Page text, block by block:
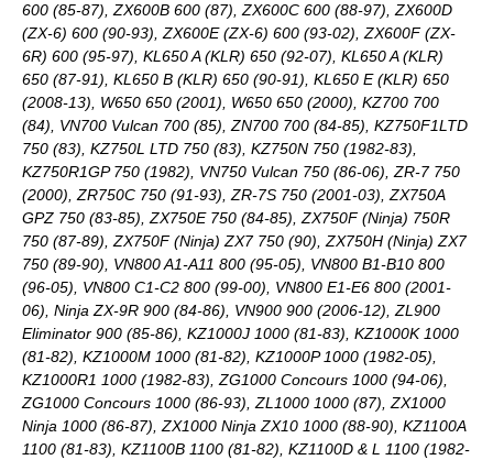
600 (85-87), ZX600B 600 (87), ZX600C 600 (88-97), ZX600D
(ZX-6) 600 (90-93), ZX600E (ZX-6) 600 (93-02), ZX600F (ZX-
6R) 600 (95-97), KL650 A (KLR) 650 (92-07), KL650 A (KLR)
650 (87-91), KL650 B (KLR) 650 (90-91), KL650 E (KLR) 650
(2008-13), W650 650 (2001), W650 650 (2000), KZ700 700
(84), VN700 Vulcan 700 (85), ZN700 700 (84-85), KZ750F1LTD
750 (83), KZ750L LTD 750 (83), KZ750N 750 (1982-83),
KZ750R1GP 750 (1982), VN750 Vulcan 750 (86-06), ZR-7 750
(2000), ZR750C 750 (91-93), ZR-7S 750 (2001-03), ZX750A
GPZ 750 (83-85), ZX750E 750 (84-85), ZX750F (Ninja) 750R
750 (87-89), ZX750F (Ninja) ZX7 750 (90), ZX750H (Ninja) ZX7
750 (89-90), VN800 A1-A11 800 (95-05), VN800 B1-B10 800
(96-05), VN800 C1-C2 800 (99-00), VN800 E1-E6 800 (2001-
06), Ninja ZX-9R 900 (84-86), VN900 900 (2006-12), ZL900
Eliminator 900 (85-86), KZ1000J 1000 (81-83), KZ1000K 1000
(81-82), KZ1000M 1000 (81-82), KZ1000P 1000 (1982-05),
KZ1000R1 1000 (1982-83), ZG1000 Concours 1000 (94-06),
ZG1000 Concours 1000 (86-93), ZL1000 1000 (87), ZX1000
Ninja 1000 (86-87), ZX1000 Ninja ZX10 1000 (88-90), KZ1100A
1100 (81-83), KZ1100B 1100 (81-82), KZ1100D & L 1100 (1982-